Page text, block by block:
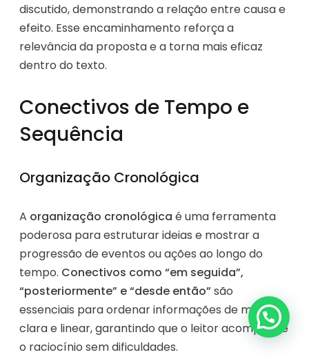
discutido, demonstrando a relação entre causa e
efeito. Esse encaminhamento reforça a
relevância da proposta e a torna mais eficaz
dentro do texto.
Conectivos de Tempo e
Sequência
Organização Cronológica
A organização cronológica é uma ferramenta
poderosa para estruturar ideias e mostrar a
progressão de eventos ou ações ao longo do
tempo. Conectivos como “em seguida”,
“posteriormente” e “desde então”são
essenciais para ordenar informações de maneira
clara e linear, garantindo que o leitor acompanhe
o raciocínio sem dificuldades.